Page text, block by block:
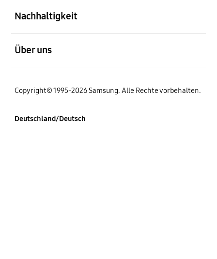
Nachhaltigkeit
Über uns
Copyright© 1995-2026 Samsung. Alle Rechte vorbehalten.
Deutschland/Deutsch